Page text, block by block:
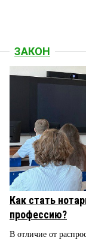
ЗАКОН
Как стать
профессию?
В отличие от